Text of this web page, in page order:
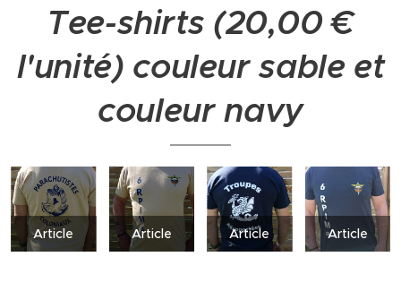
Tee-shirts (20,00 €
l'unité) couleur sable et
couleur navy
Article Article Article Article